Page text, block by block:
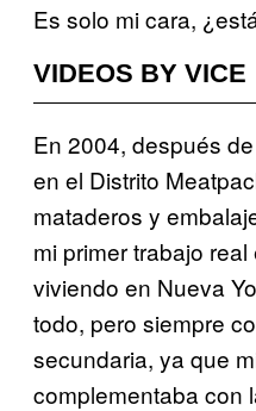
Es solo mi cara,
VIDEOS BY VICE
En 2004, después
en el Distrito
mataderos y
mi primer trabajo
viviendo en Nueva
todo, pero siempre
secundaria, ya que
complementaba con